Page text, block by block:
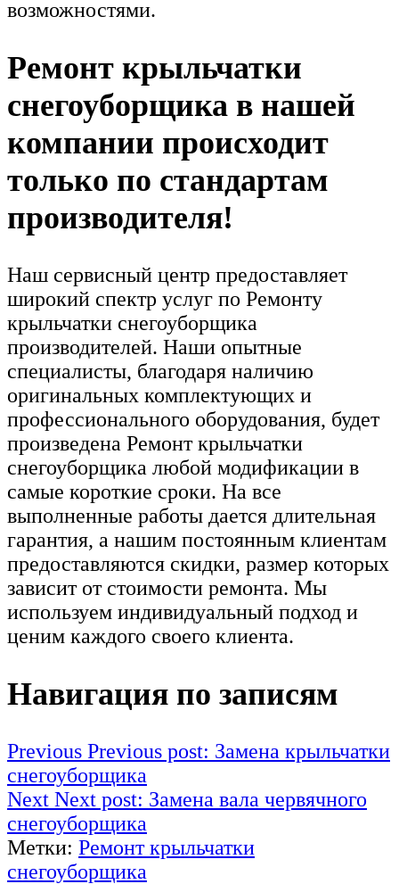
возможностями.
Ремонт крыльчатки
снегоуборщика в нашей
компании происходит
только по стандартам
производителя!
Наш сервисный центр предоставляет
широкий спектр услуг по Ремонту
крыльчатки снегоуборщика
производителей. Наши опытные
специалисты, благодаря наличию
оригинальных комплектующих и
профессионального оборудования, будет
произведена Ремонт крыльчатки
снегоуборщика любой модификации в
самые короткие сроки. На все
выполненные работы дается длительная
гарантия, а нашим постоянным клиентам
предоставляются скидки, размер которых
зависит от стоимости ремонта. Мы
используем индивидуальный подход и
ценим каждого своего клиента.
Навигация по записям
Previous Previous post: Замена крыльчатки
снегоуборщика
Next Next post: Замена вала червячного
снегоуборщика
Метки: Ремонт крыльчатки
снегоуборщика